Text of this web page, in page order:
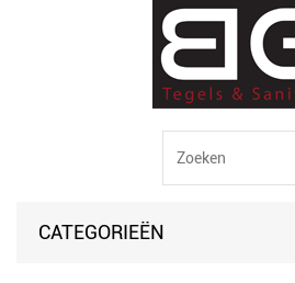
CATEGORIEËN